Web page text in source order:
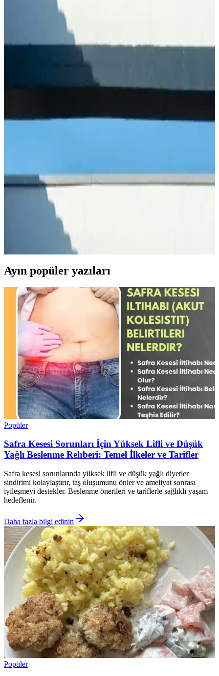
Palmolive’nin çeşitli sabun serileri, doğal içerikleri ve hijyen odaklı
özellikleriyle günlük bakımda güvenilir tercihlerinizi sunar. Her cilt
tipine uygun seçenekler mevcuttur.
Keten Tohumu Çayı Nasıl Yapılır ve Sağlığa
Keten tohumu çayı, doğal içerikleriyle sindirimi kolaylaştırır,
bağırsak sağlığını destekler. Kolayca hazırlanabilen bu içecek,
Zafer Gazozu: Türkiye'nin Geleneksel ve Sevilen
Köpek Sakinleştiriciler: Stres ve Anksiyeteyi
Azaltmak İçin Etkili Yollar ve Ürünler
Köpek sakinleştiriciler, stres ve kaygıyı azaltmak için doğal veya
kimyasal içeriklerle tasarlanmış ürünlerdir. Kullanım alanları geniş
olup, veteriner ve eğitimde tercih edilir. Doğru ürün seçimi ve
veteriner danışmanlığı önemlidir.
Ayın popüler yazıları
Popüler
Safra Kesesi Sorunları İçin Yüksek Lifli ve Düşük
Yağlı Beslenme Rehberi: Temel İlkeler ve Tarifler
Safra kesesi sorunlarında yüksek lifli ve düşük yağlı diyetler
sindirimi kolaylaştırır, taş oluşumunu önler ve ameliyat sonrası
iyileşmeyi destekler. Beslenme önerileri ve tariflerle sağlıklı yaşam
hedeflenir.
Daha fazla bilgi edinin
Popüler